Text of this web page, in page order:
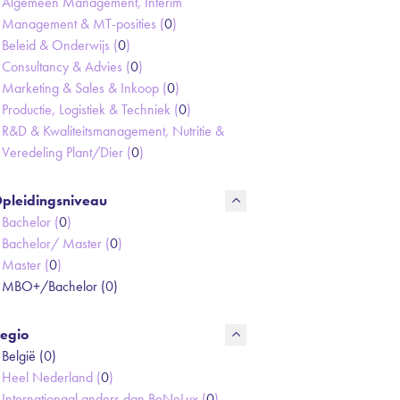
Management & MT-posities (0)
Beleid & Onderwijs (0)
Consultancy & Advies (0)
Marketing & Sales & Inkoop (0)
Productie, Logistiek & Techniek (0)
R&D & Kwaliteitsmanagement, Nutritie &
Veredeling Plant/Dier (0)
Bachelor (0)
Bachelor/ Master (0)
Master (0)
MBO+/Bachelor (0)
België (0)
Heel Nederland (0)